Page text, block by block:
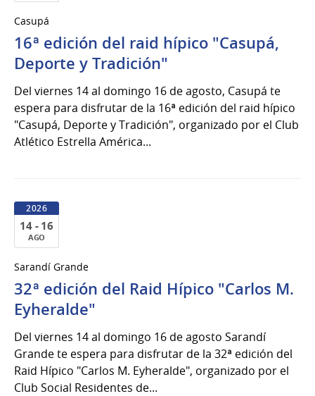
al
16
de
del
2026
Casupá
16ª edición del raid hípico "Casupá,
Deporte y Tradición"
Del viernes 14 al domingo 16 de agosto, Casupá te
espera para disfrutar de la 16ª edición del raid hípico
"Casupá, Deporte y Tradición", organizado por el Club
Atlético Estrella América...
2026
14 - 16
AGO
al
16
de
Ago
del
2026
Sarandí Grande
32ª edición del Raid Hípico "Carlos M.
Eyheralde"
Del viernes 14 al domingo 16 de agosto Sarandí
Grande te espera para disfrutar de la 32ª edición del
Raid Hípico "Carlos M. Eyheralde", organizado por el
Club Social Residentes de...